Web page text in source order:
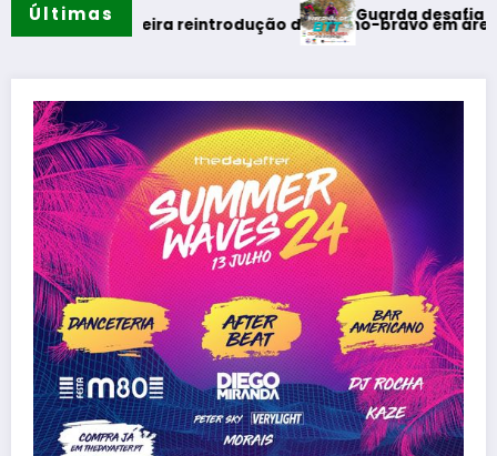
Últimasreintrodução de coelho-bravo em área rewilding
Guarda desafia amantes do